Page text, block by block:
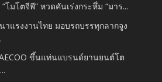
โมโตจีพี” หวดคันเร่งกระหึ่ม “มาร...
าแรงงานไทย มอบรถบรรทุกลากจูง
ขึ้นแท่นแบรนด์ยานยนต์โต